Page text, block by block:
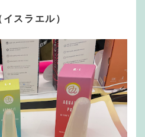
スラエル）